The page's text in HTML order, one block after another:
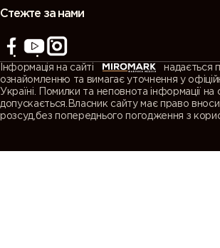
Стежте за нами
Інформація на сайті
надається
ознайомленню та вимагає уточнення у
Україні. Помилки та неповнота інформації на
допускається.Власник сайту має право
розсуд,без попереднього погодження з